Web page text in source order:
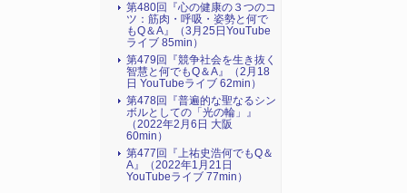
第480回『心の健康の３つのコ
ツ：筋肉・呼吸・姿勢と何で
もQ＆A』（3月25日YouTube
ライブ 85min）
第479回『競争社会を生き抜く
智慧と何でもQ＆A』（2月18
日 YouTubeライブ 62min）
第478回『普遍的な聖なるシン
ボルとしての「光の輪」』
（2022年2月6日 大阪
60min）
第477回『上祐史浩何でもQ＆
A』（2022年1月21日
YouTubeライブ 77min）